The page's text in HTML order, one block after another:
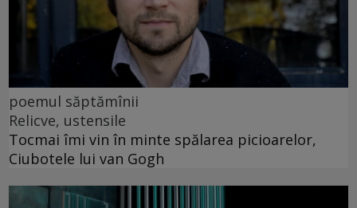
poemul săptămînii
Relicve, ustensile
Tocmai îmi vin în minte spălarea picioarelor,
Ciubotele lui van Gogh